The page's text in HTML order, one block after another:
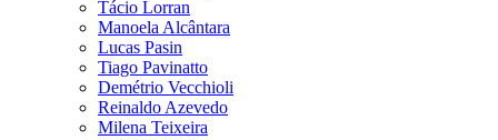
Tácio Lorran
Manoela Alcântara
Lucas Pasin
Tiago Pavinatto
Demétrio Vecchioli
Reinaldo Azevedo
Milena Teixeira